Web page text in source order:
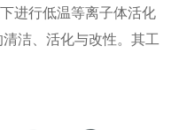
进行低温等离子体活化
洁、活化与改性。其工